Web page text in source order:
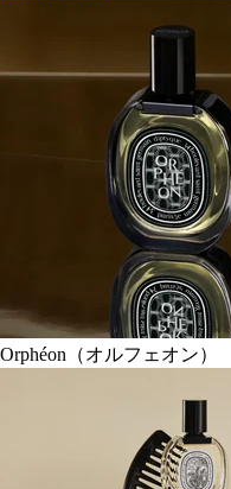
Orphéon（オルフェオン）